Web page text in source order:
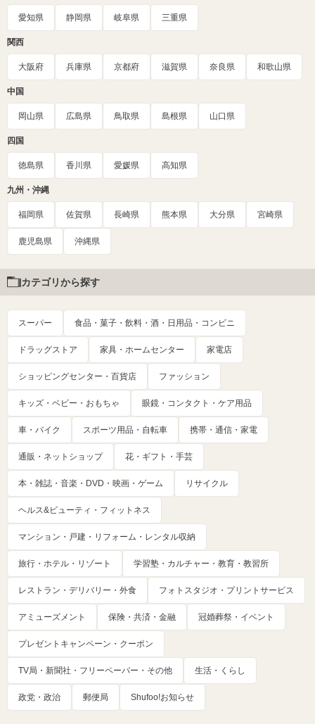
愛知県 静岡県 岐阜県 三重県
関西
大阪府 兵庫県 京都府 滋賀県 奈良県 和歌山県
中国
岡山県 広島県 鳥取県 島根県 山口県
四国
徳島県 香川県 愛媛県 高知県
九州・沖縄
福岡県 佐賀県 長崎県 熊本県 大分県 宮崎県
鹿児島県 沖縄県
カテゴリから探す
スーパー 食品・菓子・飲料・酒・日用品・コンビニ
ドラッグストア 家具・ホームセンター 家電店
ショッピングセンター・百貨店 ファッション
キッズ・ベビー・おもちゃ 眼鏡・コンタクト・ケア用品
車・バイク スポーツ用品・自転車 携帯・通信・家電
通販・ネットショップ 花・ギフト・手芸
本・雑誌・音楽・DVD・映画・ゲーム リサイクル
ヘルス&ビューティ・フィットネス
マンション・戸建・リフォーム・レンタル収納
旅行・ホテル・リゾート 学習塾・カルチャー・教育・教習所
レストラン・デリバリー・外食 フォトスタジオ・プリントサービス
アミューズメント 保険・共済・金融 冠婚葬祭・イベント
プレゼントキャンペーン・クーポン
TV局・新聞社・フリーペーパー・その他 生活・くらし
政党・政治 郵便局 Shufoo!お知らせ